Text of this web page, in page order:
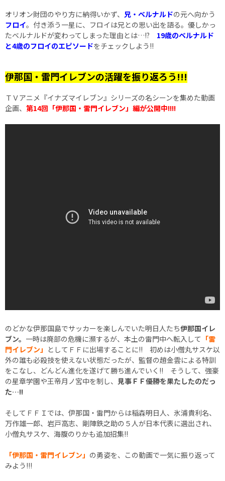
オリオン財団のやり方に納得いかず、 兄・ベルナルドの元へ向かう
フロイ。付き添う一星に、フロイは兄との思い出を語る。優しかっ
たベルナルドが変わってしまった理由とは…!? 19歳のベルナルド
と4歳のフロイのエピソードをチェックしよう!!
伊那国・雷門イレブンの活躍を振り返ろう!!!
ＴＶアニメ『イナズマイレブン』シリーズの名シーンを集めた動画
企画、 第14回 「伊那国・雷門イレブン」編が公開中!!!!
のどかな伊那国島でサッカーを楽しんでいた明日人たち伊那国イレ
ブン。 一時は廃部の危機に瀕するが、本土の雷門中へ転入して 「雷
門イレブン」 としてＦＦに出場することに!! 初めは小僧丸サスケ以
外の誰も必殺技を使えない状態だったが、監督の趙金雲による特訓
をこなし、どんどん進化を遂げて勝ち進んでいく!! そうして、強豪
の星章学園や王帝月ノ宮中を制し、 見事ＦＦ優勝を果たしたのだっ
た…!!
そしてＦＦＩでは、伊那国・雷門からは稲森明日人、氷浦貴利名、
万作雄一郎、岩戸高志、剛陣鉄之助の５人が日本代表に選出され、
小僧丸サスケ、海腹のりかも追加招集!!
「伊那国・雷門イレブン」 の勇姿を、この動画で一気に振り返って
みよう!!!